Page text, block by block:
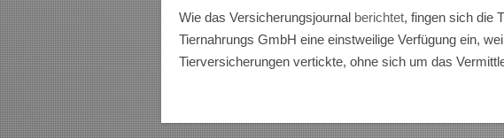
Wie das Versicherungsjournal berichtet, fingen sich die
Tiernahrungs GmbH eine einstweilige Verfügung ein,
Tierversicherungen vertickte, ohne sich um das